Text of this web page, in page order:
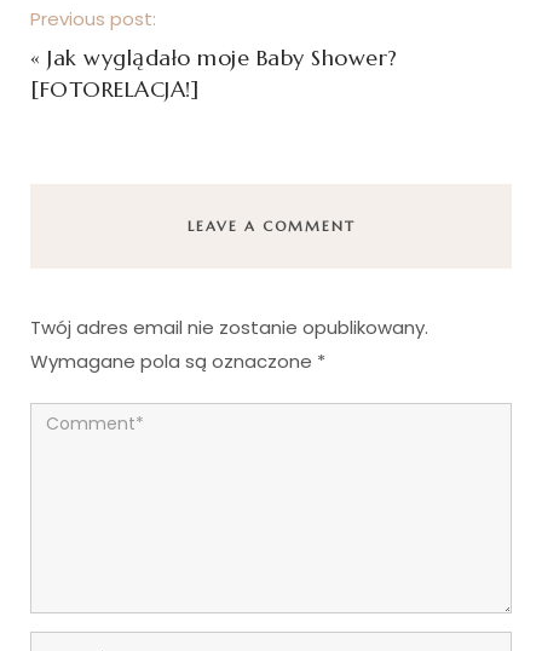
Previous post:
« Jak wyglądało moje Baby Shower?
[FOTORELACJA!]
LEAVE A COMMENT
Twój adres email nie zostanie opublikowany.
Wymagane pola są oznaczone *